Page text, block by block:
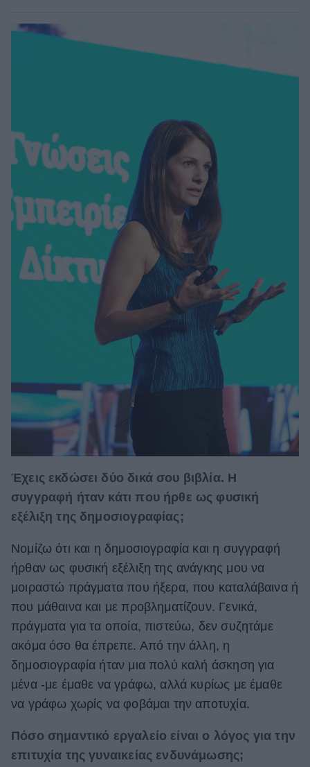
Έχεις εκδώσει δύο δικά σου βιβλία. Η
συγγραφή ήταν κάτι που ήρθε ως φυσική
εξέλιξη της δημοσιογραφίας;
Νομίζω ότι και η δημοσιογραφία και η συγγραφή
ήρθαν ως φυσική εξέλιξη της ανάγκης μου να
μοιραστώ πράγματα που ήξερα, που καταλάβαινα ή
που μάθαινα και με προβληματίζουν. Γενικά,
πράγματα για τα οποία, πιστεύω, δεν συζητάμε
ακόμα όσο θα έπρεπε. Από την άλλη, η
δημοσιογραφία ήταν μια πολύ καλή άσκηση για
μένα -με έμαθε να γράφω, αλλά κυρίως με έμαθε
να γράφω χωρίς να φοβάμαι την αποτυχία.
Πόσο σημαντικό εργαλείο είναι ο λόγος για την
επιτυχία της γυναικείας ενδυνάμωσης;